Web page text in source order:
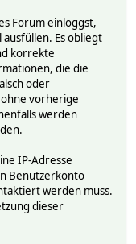
Forum einloggst,
Es obliegt
korrekte
die die
oder
vorherige
werden
IP-Adresse
Benutzerkonto
werden muss.
dieser